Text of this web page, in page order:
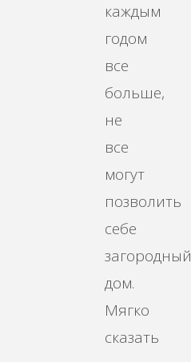
каждым
годом
все
больше,
не
все
могут
позволить
себе
загородный
дом.
Мягко
сказать